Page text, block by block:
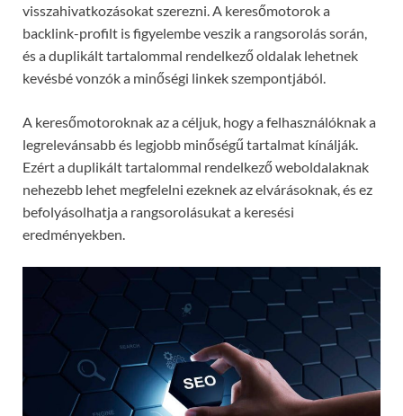
visszahivatkozásokat szerezni. A keresőmotorok a
backlink-profilt is figyelembe veszik a rangsorolás során,
és a duplikált tartalommal rendelkező oldalak lehetnek
kevésbé vonzók a minőségi linkek szempontjából.
A keresőmotoroknak az a céljuk, hogy a felhasználóknak a
legrelevánsabb és legjobb minőségű tartalmat kínálják.
Ezért a duplikált tartalommal rendelkező weboldalaknak
nehezebb lehet megfelelni ezeknek az elvárásoknak, és ez
befolyásolhatja a rangsorolásukat a keresési
eredményekben.